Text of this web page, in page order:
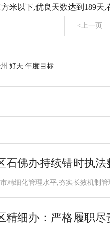
米以下,优良天数达到189天
<上一页
好天 年度目标
石佛办持续错时执法
精细化管理水平,夯实长效机制
精细办：严格履职